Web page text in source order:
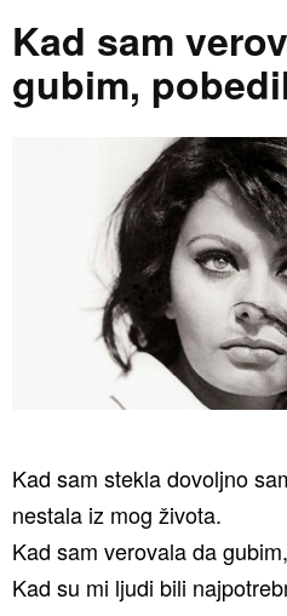
Kad sam
gubim,
Kad sam stekla dovoljno
nestala iz mog života.
Kad sam verovala da
Kad su mi ljudi bili